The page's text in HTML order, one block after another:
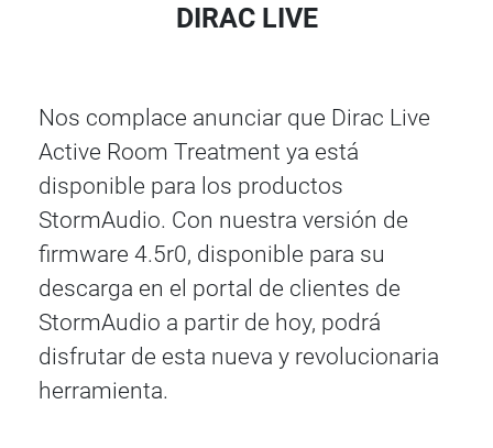
DIRAC LIVE
Nos complace anunciar que Dirac Live
Active Room Treatment ya está
disponible para los productos
StormAudio. Con nuestra versión de
firmware 4.5r0, disponible para su
descarga en el portal de clientes de
StormAudio a partir de hoy, podrá
disfrutar de esta nueva y revolucionaria
herramienta.